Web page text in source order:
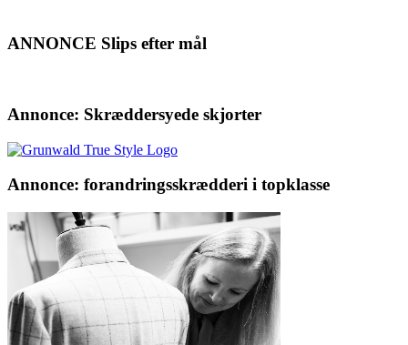
ANNONCE Slips efter mål
Annonce: Skræddersyede skjorter
Annonce: forandringsskrædderi i topklasse